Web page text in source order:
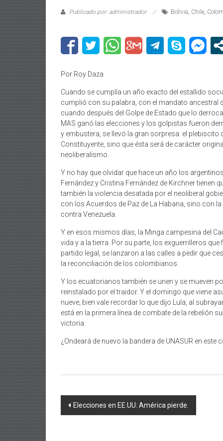
Publicado por: administrador Bolivia, Chile,
Por Roy Daza
Cuando se cumplía un año exacto del estallido
cumplió con su palabra, con el mandato ancestral
cuando después del Golpe de Estado que lo
MAS ganó las elecciones y los golpistas fueron
y embustera, se llevó la gran sorpresa: el
Constituyente, sino que ésta será de carácter
neoliberalismo.
Y no hay que olvidar que hace un año los
Fernández y Cristina Fernández de Kirchner tienen
también la violencia desatada por el neoliberal
con los Acuerdos de Paz de La Habana, sino con
contra Venezuela.
Y en esos mismos días, la Minga campesina del
vida y a la tierra. Por su parte, los exguerrilleros
partido legal, se lanzaron a las calles a pedir que
la reconciliación de los colombianos.
Y los ecuatorianos también se unen y se mueven
reinstalado por el traidor. Y el domingo que viene
nueve; bien vale recordar lo que dijo Lula, al
está en la primera línea de combate de la rebelión
victoria.
¿Ondeará de nuevo la bandera de UNASUR en este
Navegación
Elecciones en EE.UU: América pierde.